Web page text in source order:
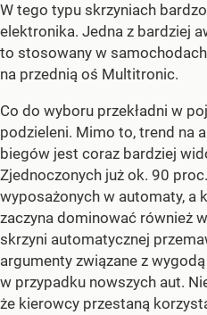
W tego typu skrzyniach
elektronika. Jedna z bardziej
to stosowany w
na przednią oś Multitronic.
Co do wyboru przekładni w
podzieleni. Mimo to, trend na
biegów jest coraz bardziej
Zjednoczonych już ok. 90
wyposażonych w automaty, a
zaczyna dominować również
skrzyni automatycznej
argumenty związane z
w przypadku nowszych aut.
że kierowcy przestaną